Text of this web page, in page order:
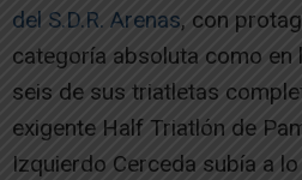
del S.D.R. Arenas, con
categoría absoluta como en
seis de sus triatletas
exigente Half Triatlón de
Izquierdo Cerceda subía a